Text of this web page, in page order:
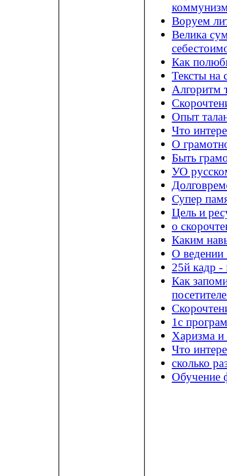
Воруем
Велика
Как
Тексты на
Алгоритм
Опыт
Что
О
Быть
УО
Супер
Цель и
о
Каким
О ведении
25й кадр -
Как
1с
Харизма и
Что
сколько
Обучение